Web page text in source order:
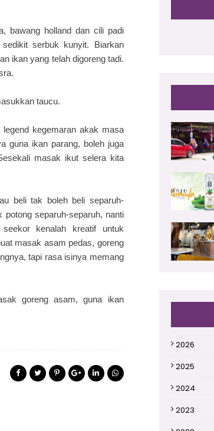
bawang holland dan cili padi
serbuk kunyit. Biarkan
ikan yang telah digoreng tadi.
taucu.
kegemaran akak masa
guna ikan parang, boleh juga
masak ikut selera kita
beli tak boleh beli separuh-
separuh-separuh, nanti
kenalah kreatif untuk
masak asam pedas, goreng
tapi rasa isinya memang
goreng asam, guna ikan
2026
2025
2024
2023